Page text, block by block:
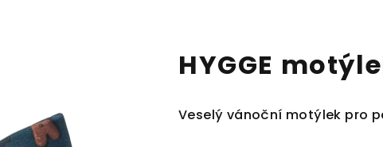
HYGGE
Veselý vánoční motýlek pro